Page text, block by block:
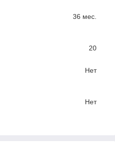
36 мес.
20
Нет
Нет